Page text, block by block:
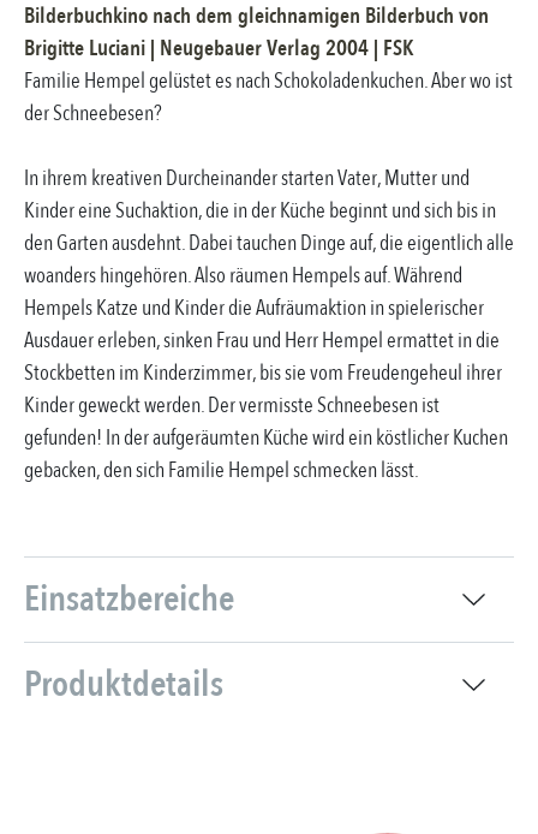
Bilderbuchkino nach dem gleichnamigen Bilderbuch von
Brigitte Luciani | Neugebauer Verlag 2004 | FSK
Familie Hempel gelüstet es nach Schokoladenkuchen. Aber wo ist
der Schneebesen?
In ihrem kreativen Durcheinander starten Vater, Mutter und
Kinder eine Suchaktion, die in der Küche beginnt und sich bis in
den Garten ausdehnt. Dabei tauchen Dinge auf, die eigentlich alle
woanders hingehören. Also räumen Hempels auf. Während
Hempels Katze und Kinder die Aufräumaktion in spielerischer
Ausdauer erleben, sinken Frau und Herr Hempel ermattet in die
Stockbetten im Kinderzimmer, bis sie vom Freudengeheul ihrer
Kinder geweckt werden. Der vermisste Schneebesen ist
gefunden! In der aufgeräumten Küche wird ein köstlicher Kuchen
gebacken, den sich Familie Hempel schmecken lässt.
Einsatzbereiche
Produktdetails